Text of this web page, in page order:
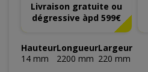
Livraison gratuite ou
dégressive àpd 599€
Hauteur
14 mm
Longueur
2200 mm
Largeur
220 mm